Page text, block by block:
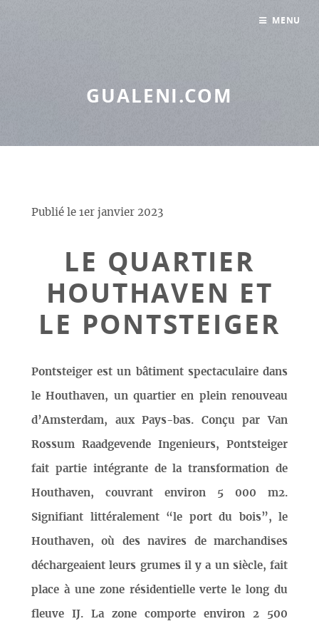
GUALENI.COM
Publié le 1er janvier 2023
LE QUARTIER
HOUTHAVEN ET
LE PONTSTEIGER
Pontsteiger est un bâtiment spectaculaire dans
le Houthaven, un quartier en plein renouveau
d’Amsterdam, aux Pays-bas. Conçu par Van
Rossum Raadgevende Ingenieurs, Pontsteiger
fait partie intégrante de la transformation de
Houthaven, couvrant environ 5 000 m2.
Signifiant littéralement “le port du bois”, le
Houthaven, où des navires de marchandises
déchargeaient leurs grumes il y a un siècle, fait
place à une zone résidentielle verte le long du
fleuve IJ. La zone comporte environ 2 500
MENU